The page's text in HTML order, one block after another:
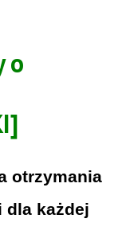
o
otrzymania
każdej